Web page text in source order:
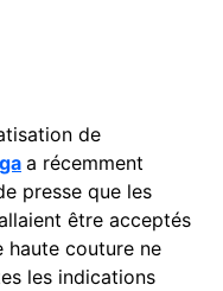
de
a récemment
presse que les
être acceptés
haute couture ne
les indications